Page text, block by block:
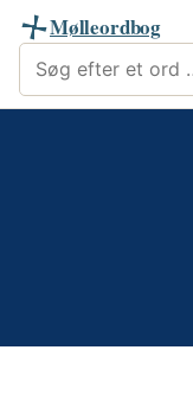
Mølleordbog
Søg i